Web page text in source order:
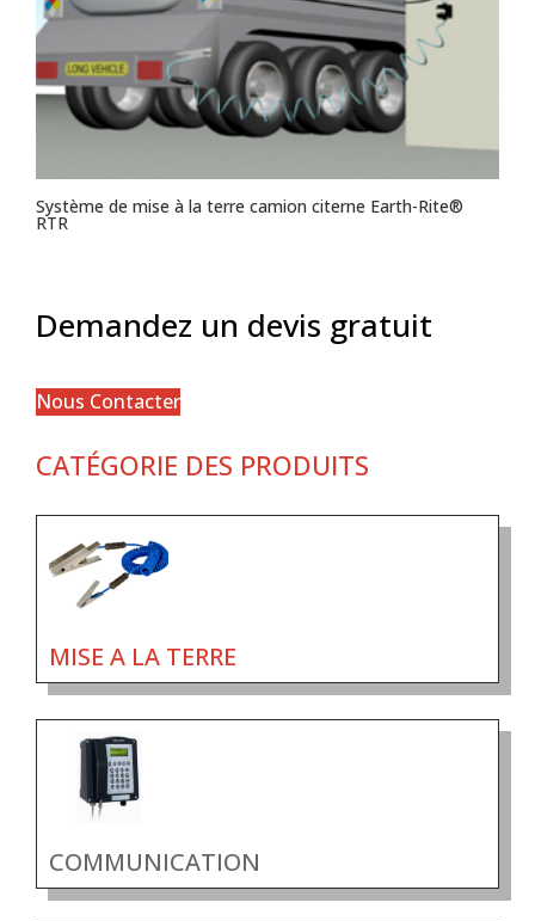
Système de mise à la terre camion citerne Earth-Rite®
RTR
Demandez un devis gratuit
Nous Contacter
CATÉGORIE DES PRODUITS
MISE A LA TERRE
COMMUNICATION